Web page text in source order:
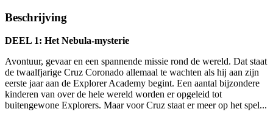
Beschrijving
DEEL 1: Het Nebula-mysterie
Avontuur, gevaar en een spannende missie rond de wereld. Dat staat
de twaalfjarige Cruz Coronado allemaal te wachten als hij aan zijn
eerste jaar aan de Explorer Academy begint. Een aantal bijzondere
kinderen van over de hele wereld worden er opgeleid tot
buitengewone Explorers. Maar voor Cruz staat er meer op het spel...